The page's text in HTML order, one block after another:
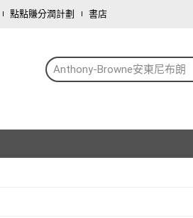
點點賺分潤計劃 書店
Anthony-Browne安東尼布朗